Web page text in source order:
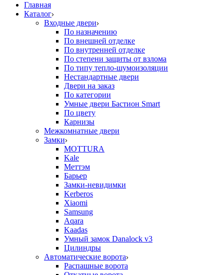
Главная
Каталог
Входные двери
По назначению
По внешней отделке
По внутренней отделке
По степени защиты от взлома
По типу тепло-шумоизоляции
Нестандартные двери
Двери на заказ
По категории
Умные двери Бастион Smart
По цвету
Карнизы
Межкомнатные двери
Замки
MOTTURA
Kale
Меттэм
Барьер
Замки-невидимки
Kerberos
Xiaomi
Samsung
Aqara
Kaadas
Умный замок Danalock v3
Цилиндры
Автоматические ворота
Распашные ворота